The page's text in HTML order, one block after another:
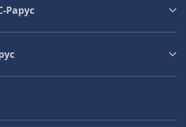
Рарус